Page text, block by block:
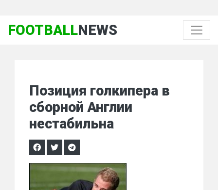
FOOTBALLNEWS
Позиция голкипера в
сборной Англии
нестабильна